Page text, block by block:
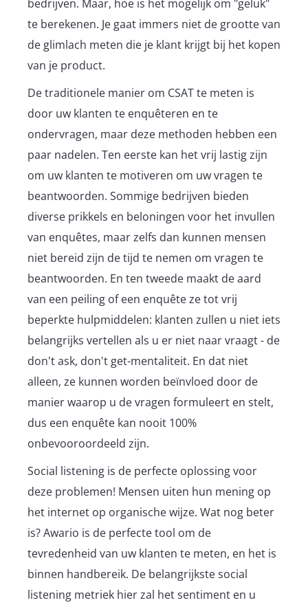
bedrijven. Maar, hoe is het mogelijk om "geluk"
te berekenen. Je gaat immers niet de grootte van
de glimlach meten die je klant krijgt bij het kopen
van je product.
De traditionele manier om CSAT te meten is
door uw klanten te enquêteren en te
ondervragen, maar deze methoden hebben een
paar nadelen. Ten eerste kan het vrij lastig zijn
om uw klanten te motiveren om uw vragen te
beantwoorden. Sommige bedrijven bieden
diverse prikkels en beloningen voor het invullen
van enquêtes, maar zelfs dan kunnen mensen
niet bereid zijn de tijd te nemen om vragen te
beantwoorden. En ten tweede maakt de aard
van een peiling of een enquête ze tot vrij
beperkte hulpmiddelen: klanten zullen u niet iets
belangrijks vertellen als u er niet naar vraagt - de
don't ask, don't get-mentaliteit. En dat niet
alleen, ze kunnen worden beïnvloed door de
manier waarop u de vragen formuleert en stelt,
dus een enquête kan nooit 100%
onbevooroordeeld zijn.
Social listening is de perfecte oplossing voor
deze problemen! Mensen uiten hun mening op
het internet op organische wijze. Wat nog beter
is? Awario is de perfecte tool om de
tevredenheid van uw klanten te meten, en het is
binnen handbereik. De belangrijkste social
listening metriek hier zal het sentiment en u